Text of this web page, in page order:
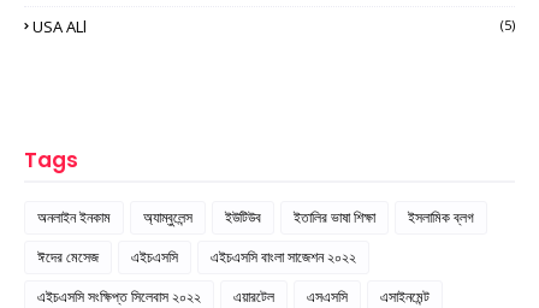
USA ALl (5)
Tags
অনলাইন ইনকাম অ্যাম্বুলেন্স ইউটিউব ইতালির ভাষা শিক্ষা
ইসলামিক ব্লগ
ঈদের মেসেজ
এইচএসসি
এইচএসসি বাংলা সাজেশন ২০২২
এইচএসসি সংক্ষিপ্ত সিলেবাস ২০২২
এয়ারটেল এসএসসি
এসাইনমেন্ট